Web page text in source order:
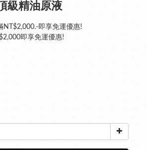
級精油原液
NT$2,000.-即享免運優惠!
即享免運優惠!